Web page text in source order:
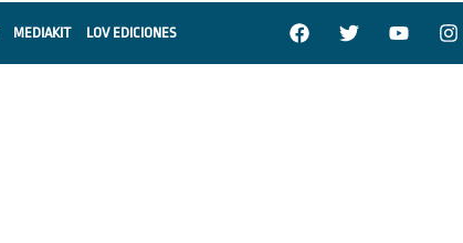
MEDIAKIT LOV EDICIONES